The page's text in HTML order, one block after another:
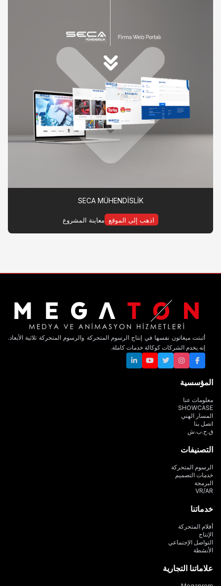
SECA MÜHENDİSLİK
اذهب إلى الموقع معاينة المشروع
أثبتت ميغاتون نفسها في إنتاج الرسوم المتحركة والرسوم المتحركة ثلاثية الأبعاد.
إنه يخدم الشركات كوكالة خدمات كاملة.
المؤسسية
معلومات عنا
SHOWCASE
المسار الهني
اتصل بنا
ق.ح.ب.ش
التصنيفات
الرسوم المتحركة
خدمات التصميم
البرمجة
VR/AR
خدماتنا
أفلام المتحركة
الإنتاج
التواصل الإجتماعي
الأنشطة
علاماتنا التجارية